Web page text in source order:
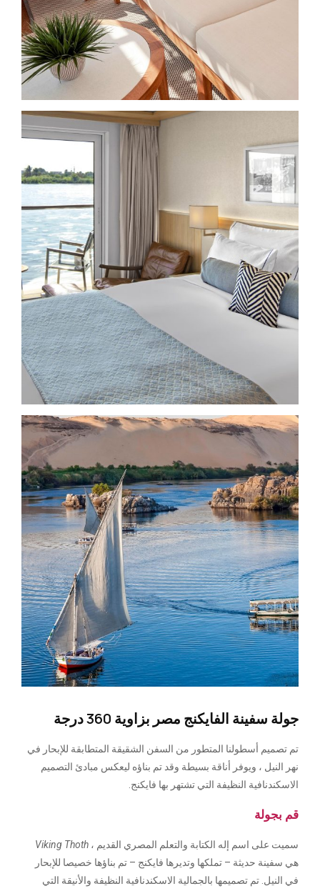
جولة سفينة الفايكنج مصر بزاوية 360 درجة
تم تصميم أسطولنا المتطور من السفن الشقيقة المتطابقة للإبحار في
نهر النيل ، ويوفر أناقة بسيطة وقد تم بناؤه ليعكس مبادئ التصميم
الاسكندنافية النظيفة التي تشتهر بها فايكنج.
قم بجولة
سميت على اسم إله الكتابة والتعلم المصري القديم ، Viking Thoth
هي سفينة حديثة – تملكها وتديرها فايكنج – تم بناؤها خصيصا للإبحار
في النيل. تم تصميمها بالجمالية الاسكندنافية النظيفة والأنيقة التي